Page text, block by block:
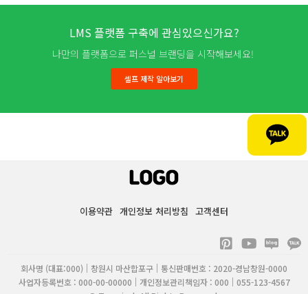
LMS 플랫폼 구축에 관심있으신가요?
나만의 플랫폼으로 퍼스널 브랜딩을 시작해보세요!
셀프 제작 알아보기
이용약관 개인정보 처리방침 고객센터
P
n
t
Y
u
t
회사명 (대표:000) 창원시 마산합포구
통신판매번호 : 2020-경남창원-0000
사업자등록번호 : 000-00-00000
개인정보관리책임자 : 000
055-123-4567